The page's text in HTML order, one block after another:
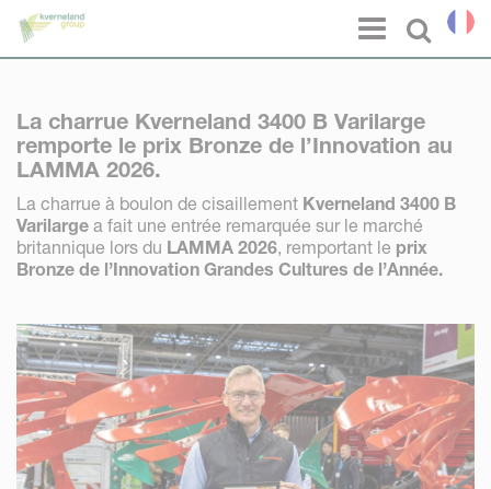
Select
Menu
La charrue Kverneland 3400 B Varilarge
remporte le prix Bronze de l’Innovation au
LAMMA 2026.
La charrue à boulon de cisaillement Kverneland 3400 B
Varilarge a fait une entrée remarquée sur le marché
britannique lors du LAMMA 2026, remportant le prix
Bronze de l’Innovation Grandes Cultures de l’Année.
Panneau de gestion des cookies